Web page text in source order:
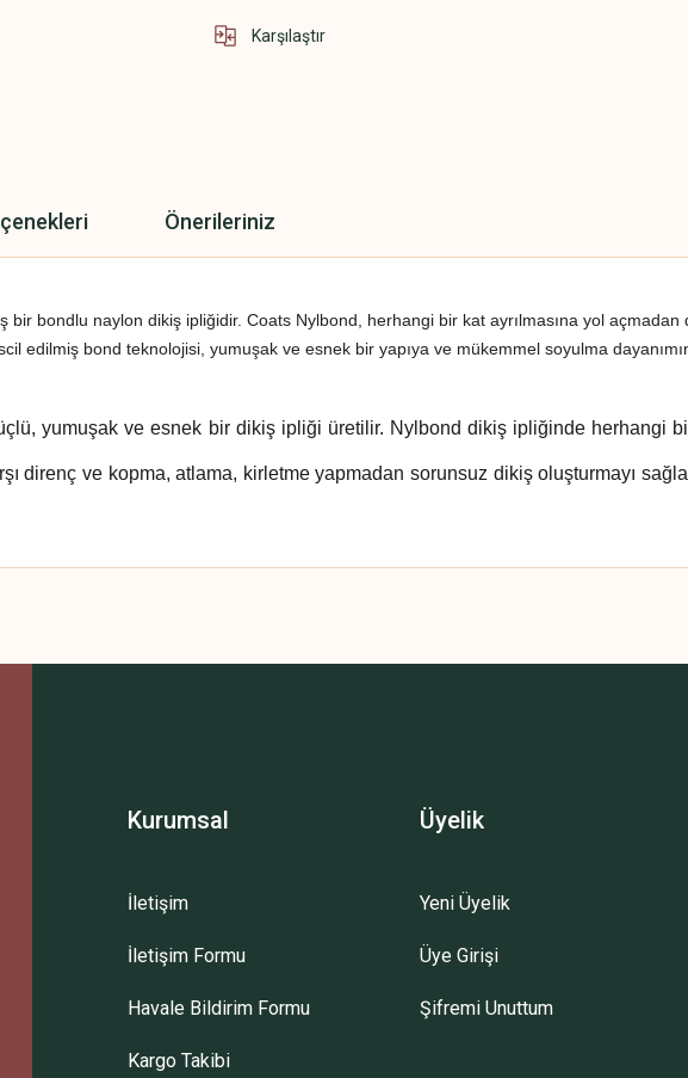
Karşılaştır
Önerileriniz
bir bondlu naylon dikiş ipliğidir. Coats Nylbond, herhangi bir kat ayrılmasına yol
edilmiş bond teknolojisi, yumuşak ve esnek bir yapıya ve mükemmel soyulma
yumuşak ve esnek bir dikiş ipliği üretilir. Nylbond dikiş ipliğinde herhangi
direnç ve kopma, atlama, kirletme yapmadan sorunsuz dikiş oluşturmayı
Bu ürüne ilk yorumu siz yapın!
Gönder
Kurumsal
İletişim
İletişim Formu
Havale Bildirim Formu
Kargo Takibi
Üyelik
Yeni Üyelik
Üye Girişi
Şifremi Unuttum